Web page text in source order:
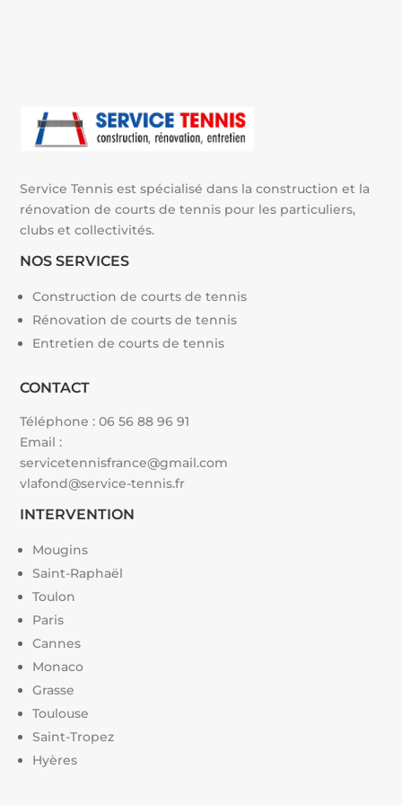
Service Tennis est spécialisé dans la construction et la
rénovation de courts de tennis pour les particuliers,
clubs et collectivités.
NOS SERVICES
Construction de courts de tennis
Rénovation de courts de tennis
Entretien de courts de tennis
CONTACT
Téléphone :06 56 88 96 91
Email :
servicetennisfrance@gmail.com
vlafond@service-tennis.fr
INTERVENTION
Mougins
Saint-Raphaël
Toulon
Paris
Cannes
Monaco
Grasse
Toulouse
Saint-Tropez
Hyères